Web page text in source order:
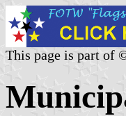
This page is part of